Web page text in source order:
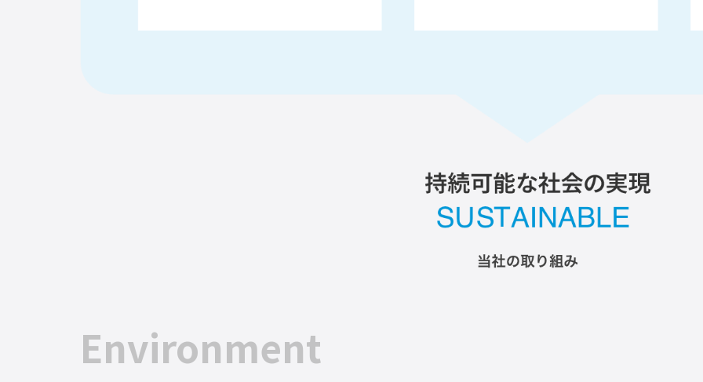
Environment